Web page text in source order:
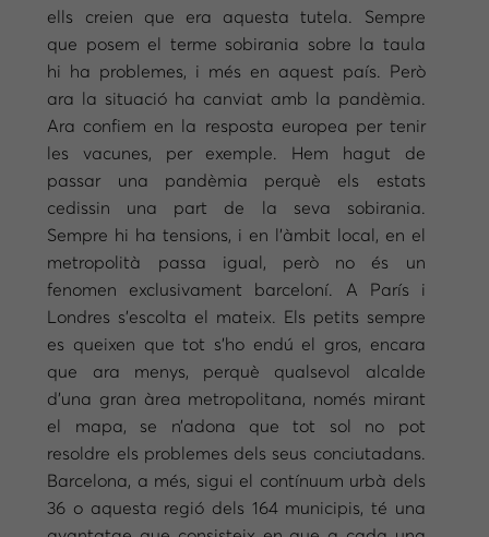
ells creien que era aquesta tutela. Sempre
que posem el terme sobirania sobre la taula
hi ha problemes, i més en aquest país. Però
ara la situació ha canviat amb la pandèmia.
Ara confiem en la resposta europea per tenir
les vacunes, per exemple. Hem hagut de
passar una pandèmia perquè els estats
cedissin una part de la seva sobirania.
Sempre hi ha tensions, i en l’àmbit local, en el
metropolità passa igual, però no és un
fenomen exclusivament barceloní. A París i
Londres s’escolta el mateix. Els petits sempre
es queixen que tot s’ho endú el gros, encara
que ara menys, perquè qualsevol alcalde
d’una gran àrea metropolitana, només mirant
el mapa, se n’adona que tot sol no pot
resoldre els problemes dels seus conciutadans.
Barcelona, a més, sigui el contínuum urbà dels
36 o aquesta regió dels 164 municipis, té una